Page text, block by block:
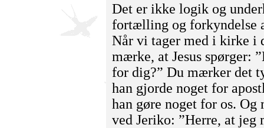
Det er ikke logik og
fortælling og forkyndelse
Når vi tager med i kirke i
mærke, at Jesus spørger:
for dig?” Du mærker det
han gjorde noget for
han gøre noget for os. Og
ved Jeriko: ”Herre, at jeg